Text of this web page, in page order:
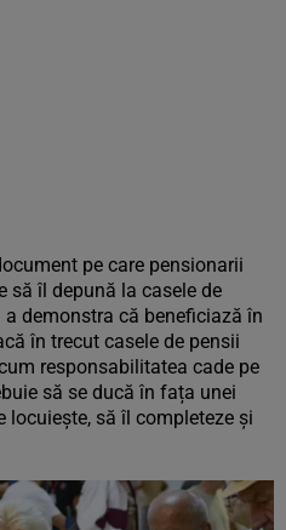
pe care pensionarii
să îl depună la casele de
demonstra că beneficiază în
în trecut casele de pensii
responsabilitatea cade pe
să se ducă în fața unei
să îl completeze și